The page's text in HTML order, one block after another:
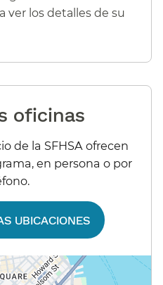
ver los detalles de su
oficinas​​
de la SFHSA ofrecen
en persona o por
UBICACIONES​​